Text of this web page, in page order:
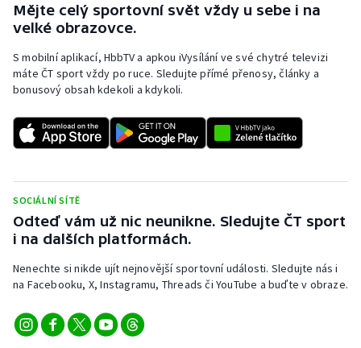
Short track
Sportovní střelba
Triatlon
Veslování
Vodní slalom
Volejbal
Mějte celý sportovní svět vždy u sebe i na
velké obrazovce.
S mobilní aplikací, HbbTV a apkou iVysílání ve své chytré televizi
máte ČT sport vždy po ruce. Sledujte přímé přenosy, články a
bonusový obsah kdekoli a kdykoli.
SOCIÁLNÍ SÍTĚ
Odteď vám už nic neunikne. Sledujte ČT sport
i na dalších platformách.
Nenechte si nikde ujít nejnovější sportovní události. Sledujte nás i
na Facebooku, X, Instagramu, Threads či YouTube a buďte v obraze.